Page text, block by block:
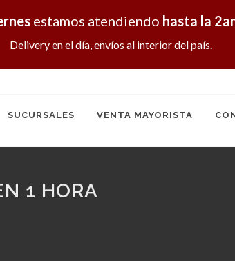
estamos atendiendo hasta la
Delivery en el día, envíos al interior del país.
SUCURSALES VENTA MAYORISTA
1 HORA